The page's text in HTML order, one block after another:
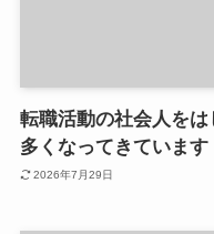
転職活動の社会人を
多くなってきています
2026年7月29日